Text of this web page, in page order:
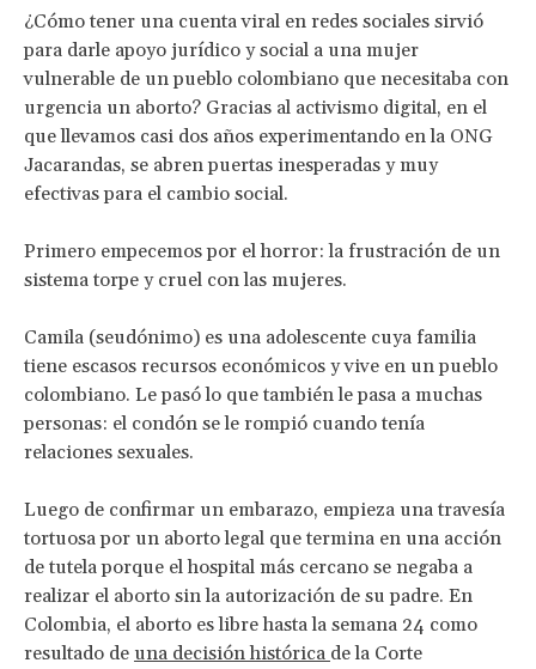
¿Cómo tener una cuenta viral en redes sociales sirvió
para darle apoyo jurídico y social a una mujer
vulnerable de un pueblo colombiano que necesitaba con
urgencia un aborto? Gracias al activismo digital, en el
que llevamos casi dos años experimentando en la ONG
Jacarandas, se abren puertas inesperadas y muy
efectivas para el cambio social.
Primero empecemos por el horror: la frustración de un
sistema torpe y cruel con las mujeres.
Camila (seudónimo) es una adolescente cuya familia
tiene escasos recursos económicos y vive en un pueblo
colombiano. Le pasó lo que también le pasa a muchas
personas: el condón se le rompió cuando tenía
relaciones sexuales.
Luego de confirmar un embarazo, empieza una travesía
tortuosa por un aborto legal que termina en una acción
de tutela porque el hospital más cercano se negaba a
realizar el aborto sin la autorización de su padre. En
Colombia, el aborto es libre hasta la semana 24 como
resultado de una decisión histórica de la Corte